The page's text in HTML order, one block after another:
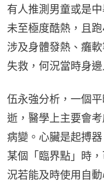
有人推測男童或是
未至極度酷熱，且
涉及身體發熱、癱
失救，何況當時身
伍永強分析，一個
逝，醫學上主要會
病變。心臟是起搏
某個「臨界點」時
況若能及時使用自